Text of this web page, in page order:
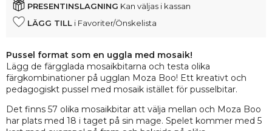
PRESENTINSLAGNING Kan väljas i kassan
LÄGG TILL i Favoriter/Önskelista
Pussel format som en uggla med mosaik!
Lägg de färgglada mosaikbitarna och testa olika
färgkombinationer på ugglan Moza Boo! Ett kreativt och
pedagogiskt pussel med mosaik istället för pusselbitar.
Det finns 57 olika mosaikbitar att välja mellan och Moza Boo
har plats med 18 i taget på sin mage. Spelet kommer med 5